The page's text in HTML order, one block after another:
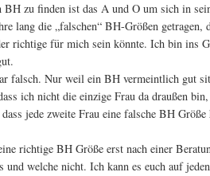
BH zu finden ist das A und O um sich in
lang die „falschen“ BH-Größen
richtige für mich sein könnte. Ich bin ins
falsch. Nur weil ein BH vermeintlich gut
ich nicht die einzige Frau da draußen
jede zweite Frau eine falsche BH Größe
richtige BH Größe erst nach einer
und welche nicht. Ich kann es euch auf